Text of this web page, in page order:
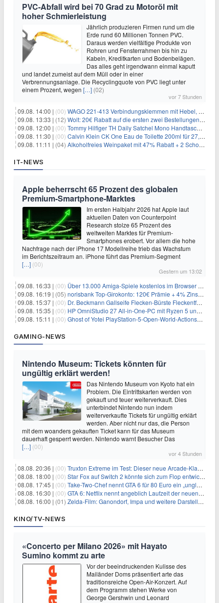
PVC-Abfall wird bei 70 Grad zu Motoröl mit
hoher Schmierleistung
Jährlich produzieren Firmen rund um die
Erde rund 60 Millionen Tonnen PVC.
Daraus werden vielfältige Produkte von
Rohren und Fensterrahmen bis hin zu
Kabeln, Kreditkarten und Bodenbelägen.
Das alles geht irgendwann einmal kaputt
und landet zumeist auf dem Müll oder in einer
Verbrennungsanlage. Die Recyclingquote von PVC liegt unter
einem Prozent, wegen […] (02)
vor 7 Stunden
09.08. 14:00 | (00) WAGO 221-413 Verbindungsklemmen mit Hebel, 50 Stück für 14,99€
09.08. 13:33 | (12) Wolt: 20€ Rabatt auf die ersten zwei Bestellungen für Neukunden
09.08. 12:00 | (00) Tommy Hilfiger TH Daily Satchel Mono Handtasche für 73,97€
09.08. 11:30 | (00) Calvin Klein CK One Eau de Toilette 200ml für 27,99€
09.08. 11:11 | (04) Alkoholfreies Weinpaket mit 47% Rabatt + 2 Schott Zwiesel Gläser GRATIS für 29,99€
IT-NEWS
Apple beherrscht 65 Prozent des globalen
Premium-Smartphone-Marktes
Im ersten Halbjahr 2026 hat Apple laut
aktuellen Daten von Counterpoint
Research stolze 65 Prozent des
weltweiten Marktes für Premium-
Smartphones erobert. Vor allem die hohe
Nachfrage nach der iPhone 17 Modellreihe trieb das Wachstum
im Berichtszeitraum an. iPhone führt das Premium-Segment
[…] (00)
Gestern um 13:02
09.08. 16:33 | (00) Über 13.000 Amiga-Spiele kostenlos im Browser spielen
09.08. 16:19 | (05) norisbank Top-Girokonto: 120€ Prämie + 4% Zinsen p.a. (6 Monate)
09.08. 15:37 | (00) Dr. Beckmann Gallseife Flecken-Bürste Fleckentferner 250 ml für 1,25€
09.08. 15:35 | (00) HP OmniStudio 27 All-in-One-PC mit Ryzen 5 und 1 TB SSD für 699€
09.08. 15:11 | (00) Ghost of Yotei PlayStation-5-Open-World-Actionspiel für 55,65€
GAMING-NEWS
Nintendo Museum: Tickets könnten für
ungültig erklärt werden!
Das Nintendo Museum von Kyoto hat ein
Problem. Die Eintrittskarten werden von
gekauft und teuer weiterverkauft. Dies
unterbindet Nintendo nun indem
weiterverkaufte Tickets für ungültig erklärt
werden. Aber nicht nur das, die Person
mit dem woanders gekauften Ticket kann für das Museum
dauerhaft gesperrt werden. Nintendo warnt Besucher Das
[…] (00)
vor 4 Stunden
08.08. 20:36 | (00) Truxton Extreme im Test: Dieser neue Arcade-Klassiker verzeiht dir gar nichts
08.08. 18:00 | (00) Star Fox auf Switch 2 könnte sich zum Flop entwickeln
08.08. 17:45 | (00) Take-Two-Chef nennt GTA 6 für 80 Euro ein „unglaubliches Schnäppchen“
08.08. 16:30 | (00) GTA 6: Netflix nennt angeblich Laufzeit der neuen Gameplay-Präsentation
08.08. 16:00 | (01) Zelda-Film: Ganondorf, Impa und weitere Darsteller sollen feststehen
KINO/TV-NEWS
«Concerto per Milano 2026» mit Hayato
Sumino kommt zu arte
Vor der beeindruckenden Kulisse des
Mailänder Doms präsentiert arte das
traditionsreiche Open-Air-Konzert. Auf
dem Programm stehen Werke von
George Gershwin und Leonard